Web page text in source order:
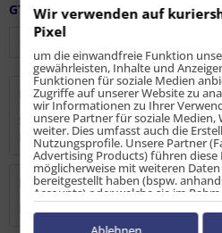
GTIN / EAN:
Beschreibung
Spitzhakenschnalle für
Ihrer Ladung, geeignet für 50
Bewertungen
0
Bewertungen lesen, schreiben
Wir verwenden auf
Pixel
um die einwandfreie Funktion
gewährleisten, Inhalte und
Funktionen für soziale Medien
Zugriffe auf unserer Website zu
wir Informationen zu Ihrer
unsere Partner für soziale Medien,
weiter. Dies umfasst auch die
Nutzungsprofile. Unsere Partner
Advertising Products) führen
möglicherweise mit weiteren
bereitgestellt haben (bspw.
Accounts) oder welche sie im
Dienste gesammelt haben (bspw.
Geräte). Ihre Einwilligung zur